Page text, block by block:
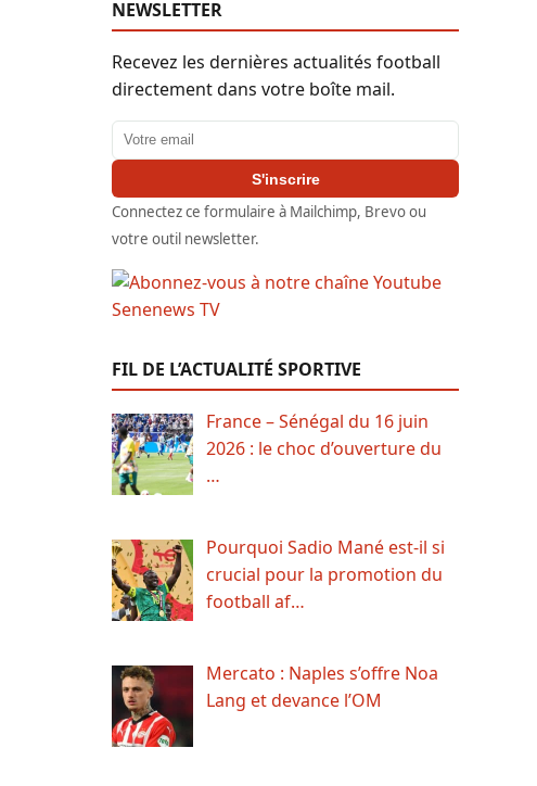
NEWSLETTER
Recevez les dernières actualités football
directement dans votre boîte mail.
Adresse email
S'inscrire
Connectez ce formulaire à Mailchimp, Brevo ou
votre outil newsletter.
FIL DE L’ACTUALITÉ SPORTIVE
France – Sénégal du 16 juin
2026 : le choc d’ouverture du
…
Pourquoi Sadio Mané est-il si
crucial pour la promotion du
football af…
Mercato : Naples s’offre Noa
Lang et devance l’OM